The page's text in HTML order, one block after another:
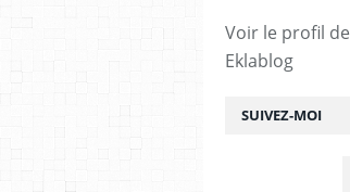
SUIVEZ-MOI
Voir le profil de
Eklablog